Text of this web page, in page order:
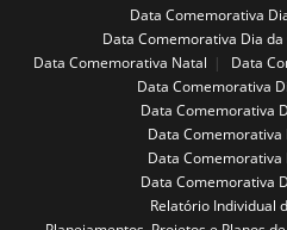
Data Comemorativa
Data Comemorativa Dia
Data Comemorativa Natal
Data
Data Comemorativa
Data Comemorativa
Data Comemorativa
Data Comemorativa
Data Comemorativa
Relatório Individual